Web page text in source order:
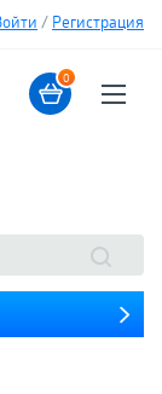
/ Регистрация
0